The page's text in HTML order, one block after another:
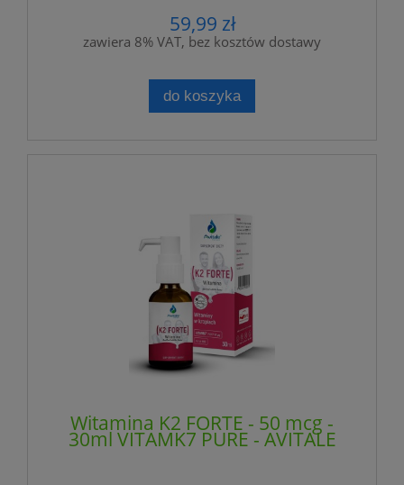
59,99 zł
zawiera 8% VAT, bez kosztów dostawy
do koszyka
Witamina K2 FORTE - 50 mcg -
30ml VITAMK7 PURE - AVITALE